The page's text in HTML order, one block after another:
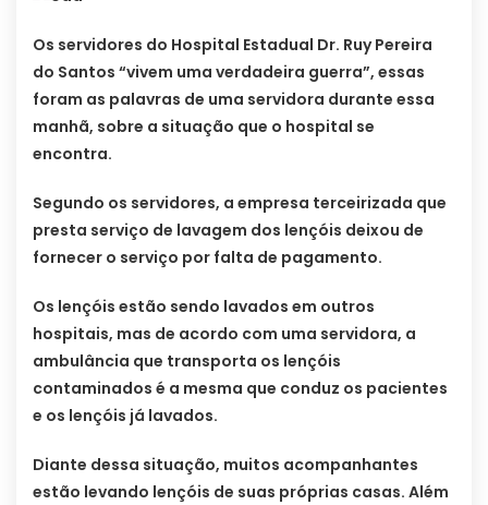
Os servidores do Hospital Estadual Dr. Ruy Pereira
do Santos “vivem uma verdadeira guerra”, essas
foram as palavras de uma servidora durante essa
manhã, sobre a situação que o hospital se
encontra.
Segundo os servidores, a empresa terceirizada que
presta serviço de lavagem dos lençóis deixou de
fornecer o serviço por falta de pagamento.
Os lençóis estão sendo lavados em outros
hospitais, mas de acordo com uma servidora, a
ambulância que transporta os lençóis
contaminados é a mesma que conduz os pacientes
e os lençóis já lavados.
Diante dessa situação, muitos acompanhantes
estão levando lençóis de suas próprias casas. Além